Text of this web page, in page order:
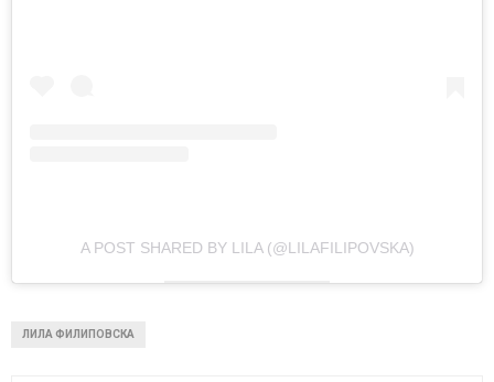
A POST SHARED BY LILA (@LILAFILIPOVSKA)
ЛИЛА ФИЛИПОВСКА